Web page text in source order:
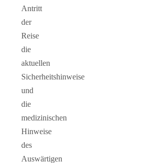
Antritt
der
Reise
die
aktuellen
Sicherheitshinweise
und
die
medizinischen
Hinweise
des
Auswärtigen